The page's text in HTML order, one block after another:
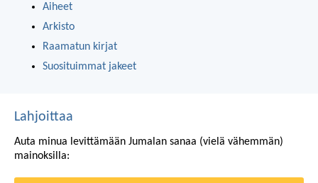
Aiheet
Arkisto
Raamatun kirjat
Suosituimmat jakeet
Lahjoittaa
Auta minua levittämään Jumalan sanaa (vielä vähemmän)
mainoksilla: